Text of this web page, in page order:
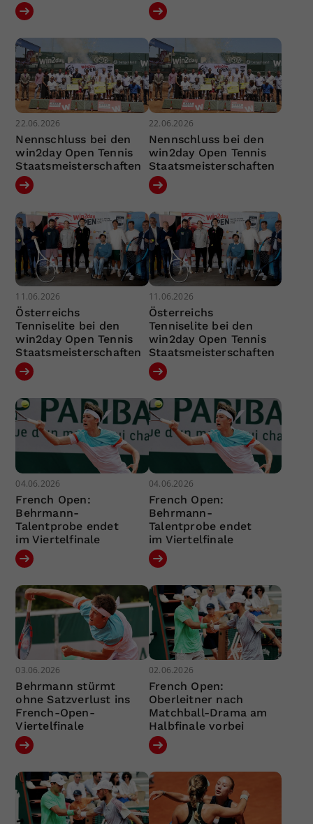
22.06.2026
Nennschluss bei den
win2day Open Tennis
Staatsmeisterschaften
22.06.2026
Nennschluss bei den
win2day Open Tennis
Staatsmeisterschaften
11.06.2026
Österreichs
Tenniselite bei den
win2day Open Tennis
Staatsmeisterschaften
11.06.2026
Österreichs
Tenniselite bei den
win2day Open Tennis
Staatsmeisterschaften
04.06.2026
French Open:
Behrmann-
Talentprobe endet
im Viertelfinale
04.06.2026
French Open:
Behrmann-
Talentprobe endet
im Viertelfinale
03.06.2026
Behrmann stürmt
ohne Satzverlust ins
French-Open-
Viertelfinale
02.06.2026
French Open:
Oberleitner nach
Matchball-Drama am
Halbfinale vorbei